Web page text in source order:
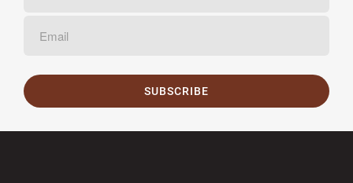
SUBSCRIBE